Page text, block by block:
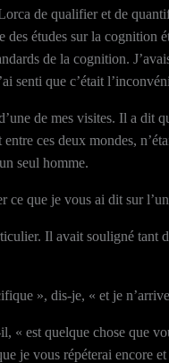
de qualifier et de
des études sur la
de la cognition.
senti que c’était
de mes visites. Il a
ces deux mondes,
seul homme.
ce que je vous ai dit sur
Il avait souligné tant
», dis-je, « et je
« est quelque chose que
je vous répéterai encore